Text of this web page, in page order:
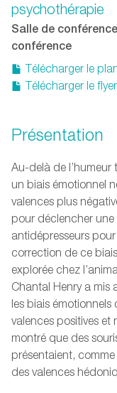
psychothérapie
Salle de
conférence
Télécharger le
Télécharger le flyer
Présentation
Au-delà de l’humeur
un biais émotionnel
valences plus
pour déclencher une
antidépresseurs
correction de ce
explorée chez
Chantal Henry a mis
les biais émotionnels
valences positives et
montré que des
présentaient,
des valences